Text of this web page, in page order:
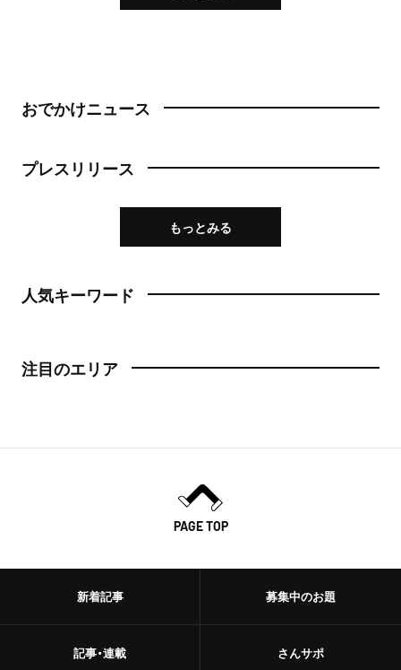
おでかけニュース
プレスリリース
もっとみる
人気キーワード
注目のエリア
PAGE TOP
新着記事
記事・連載
募集中のお題
さんサポ